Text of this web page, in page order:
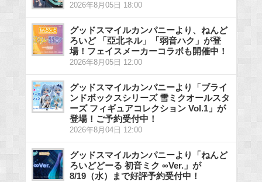
2026年8月05日 18:00
グッドスマイルカンパニーより、ねんど
ろいど 「亞北ネル」「弱音ハク」が登
場！フェイスメーカーコラボも開催中！
2026年8月05日 12:00
グッドスマイルカンパニーより「ブライ
ンドボックスシリーズ 雪ミクオールスタ
ーズ フィギュアコレクション Vol.1」が
登場！ご予約受付中！
2026年8月04日 12:00
グッドスマイルカンパニーより「ねんど
ろいどどーる 初音ミク ∞Ver.」が
8/19（水）まで好評予約受付中！